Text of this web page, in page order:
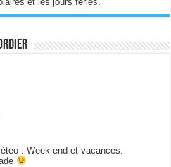
: Week-end et vacances.